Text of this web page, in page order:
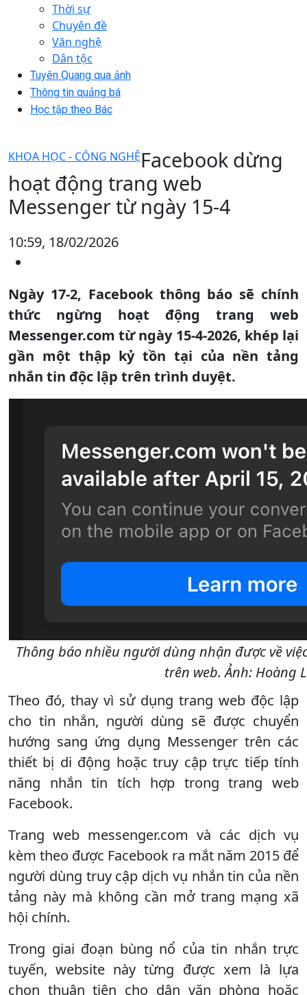
Thời sự
Chuyên đề
Văn nghệ
Dân tộc
Tuyên Quang qua ảnh
Thông tin quảng bá
Học tập theo Bác
KHOA HỌC - CÔNG NGHỆFacebook dừng
hoạt động trang web
Messenger từ ngày 15-4
10:59, 18/02/2026
Ngày 17-2, Facebook thông báo sẽ chính
thức ngừng hoạt động trang web
Messenger.com từ ngày 15-4-2026, khép lại
gần một thập kỷ tồn tại của nền tảng
nhắn tin độc lập trên trình duyệt.
Thông báo nhiều người dùng nhận được về
trên web. Ảnh: Hoàng
Theo đó, thay vì sử dụng trang web độc lập
cho tin nhắn, người dùng sẽ được chuyển
hướng sang ứng dụng Messenger trên các
thiết bị di động hoặc truy cập trực tiếp tính
năng nhắn tin tích hợp trong trang web
Facebook.
Trang web messenger.com và các dịch vụ
kèm theo được Facebook ra mắt năm 2015 để
người dùng truy cập dịch vụ nhắn tin của nền
tảng này mà không cần mở trang mạng xã
hội chính.
Trong giai đoạn bùng nổ của tin nhắn trực
tuyến, website này từng được xem là lựa
chọn thuận tiện cho dân văn phòng hoặc